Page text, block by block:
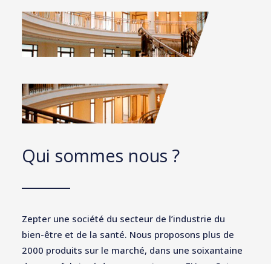
Qui sommes nous ?
Zepter une société du secteur de l’industrie du
bien-être et de la santé. Nous proposons plus de
2000 produits sur le marché, dans une soixantaine